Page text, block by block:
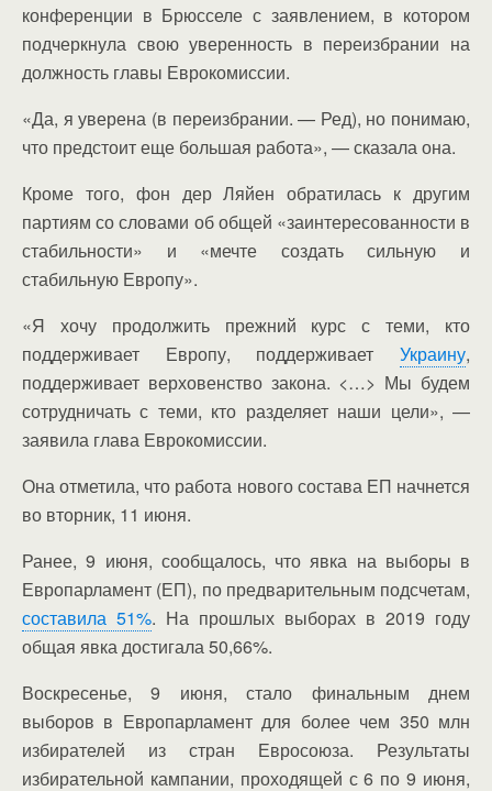
конференции в Брюсселе с заявлением, в котором
подчеркнула свою уверенность в переизбрании на
должность главы Еврокомиссии.
«Да, я уверена (в переизбрании. — Ред), но понимаю,
что предстоит еще большая работа», — сказала она.
Кроме того, фон дер Ляйен обратилась к другим
партиям со словами об общей «заинтересованности в
стабильности» и «мечте создать сильную и
стабильную Европу».
«Я хочу продолжить прежний курс с теми, кто
поддерживает Европу, поддерживает Украину,
поддерживает верховенство закона. <…> Мы будем
сотрудничать с теми, кто разделяет наши цели», —
заявила глава Еврокомиссии.
Она отметила, что работа нового состава ЕП начнется
во вторник, 11 июня.
Ранее, 9 июня, сообщалось, что явка на выборы в
Европарламент (ЕП), по предварительным подсчетам,
составила 51%. На прошлых выборах в 2019 году
общая явка достигала 50,66%.
Воскресенье, 9 июня, стало финальным днем
выборов в Европарламент для более чем 350 млн
избирателей из стран Евросоюза. Результаты
избирательной кампании, проходящей с 6 по 9 июня,